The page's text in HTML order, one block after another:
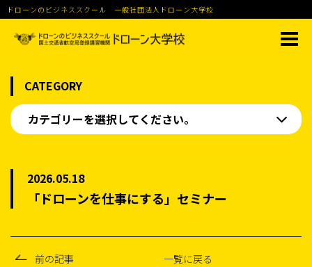
ドローンのビジネススクール 一般社団法人ドローン大学校
CATEGORY
カテゴリーを選択してください。
2026.05.18
「ドローンを仕事にする」セミナー
前の記事 一覧に戻る